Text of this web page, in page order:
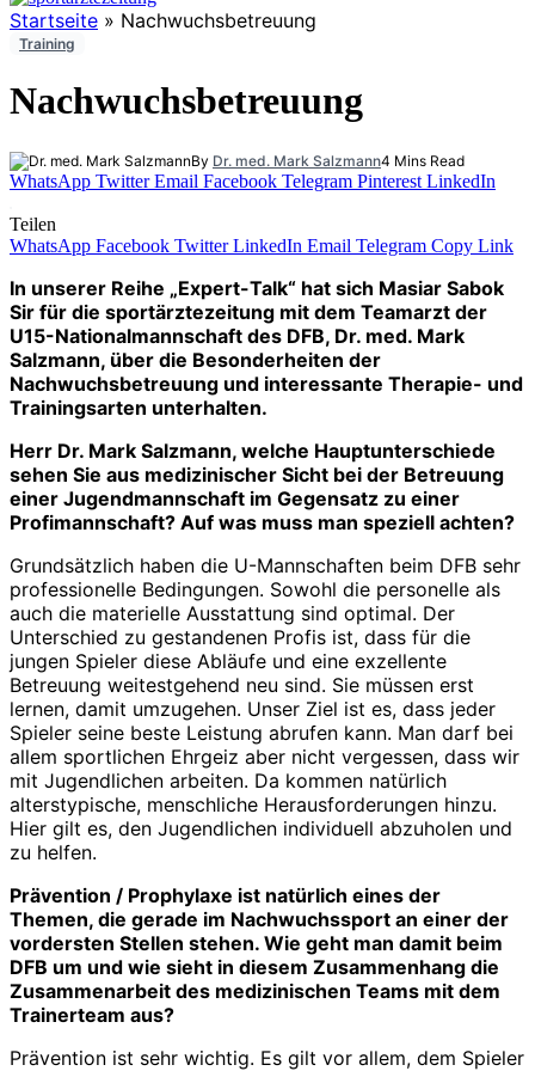
Startseite » Nachwuchsbetreuung
Training
Nachwuchsbetreuung
By Dr. med. Mark Salzmann4 Mins Read
WhatsApp Twitter Email Facebook Telegram Pinterest LinkedIn
Teilen
WhatsApp Facebook Twitter LinkedIn Email Telegram Copy Link
In unserer Reihe „Expert-Talk“ hat sich Masiar Sabok
Sir für die sportärztezeitung mit dem Teamarzt der
U15-Nationalmannschaft des DFB, Dr. med. Mark
Salzmann, über die Besonderheiten der
Nachwuchsbetreuung und interessante Therapie- und
Trainingsarten unterhalten.
Herr Dr. Mark Salzmann, welche Hauptunterschiede
sehen Sie aus medizinischer Sicht bei der Betreuung
einer Jugendmannschaft im Gegensatz zu einer
Profimannschaft? Auf was muss man speziell achten?
Grundsätzlich haben die U-Mannschaften beim DFB sehr
professionelle Bedingungen. Sowohl die personelle als
auch die materielle Ausstattung sind optimal. Der
Unterschied zu gestandenen Profis ist, dass für die
jungen Spieler diese Abläufe und eine exzellente
Betreuung weitestgehend neu sind. Sie müssen erst
lernen, damit umzugehen. Unser Ziel ist es, dass jeder
Spieler seine beste Leistung abrufen kann. Man darf bei
allem sportlichen Ehrgeiz aber nicht vergessen, dass wir
mit Jugendlichen arbeiten. Da kommen natürlich
alterstypische, menschliche Herausforderungen hinzu.
Hier gilt es, den Jugendlichen individuell abzuholen und
zu helfen.
Prävention / Prophylaxe ist natürlich eines der
Themen, die gerade im Nachwuchssport an einer der
vordersten Stellen stehen. Wie geht man damit beim
DFB um und wie sieht in diesem Zusammenhang die
Zusammenarbeit des medizinischen Teams mit dem
Trainerteam aus?
Prävention ist sehr wichtig. Es gilt vor allem, dem Spieler